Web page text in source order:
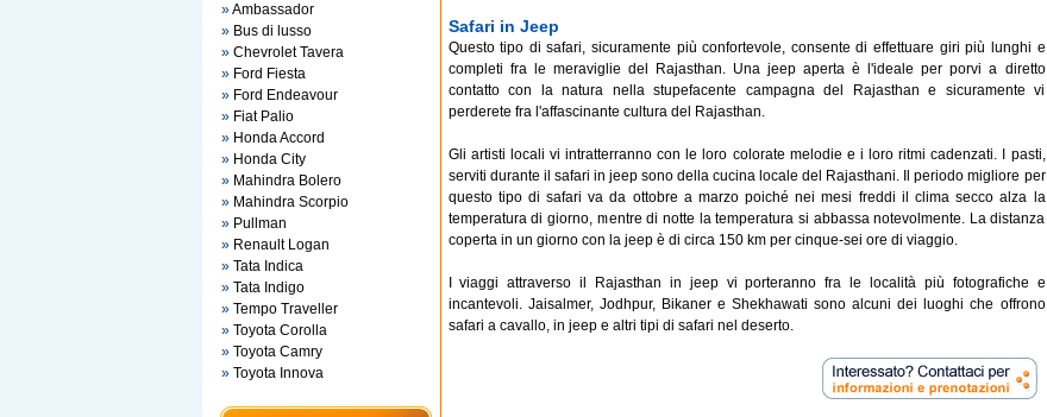
»Ambassador
» Bus di lusso
» Chevrolet Tavera
» Ford Fiesta
» Ford Endeavour
» Fiat Palio
» Honda Accord
» Honda City
» Mahindra Bolero
» Mahindra Scorpio
» Pullman
» Renault Logan
» Tata Indica
» Tata Indigo
» Tempo Traveller
» Toyota Corolla
» Toyota Camry
» Toyota Innova
Safari in Jeep
Questo tipo di safari, sicuramente più confortevole, consente di effettuare giri più lunghi e
completi fra le meraviglie del Rajasthan. Una jeep aperta è l'ideale per porvi a diretto
contatto con la natura nella stupefacente campagna del Rajasthan e sicuramente vi
perderete fra l'affascinante cultura del Rajasthan.
Gli artisti locali vi intratterranno con le loro colorate melodie e i loro ritmi cadenzati. I pasti,
serviti durante il safari in jeep sono della cucina locale del Rajasthani. Il periodo migliore per
questo tipo di safari va da ottobre a marzo poiché nei mesi freddi il clima secco alza la
temperatura di giorno, mentre di notte la temperatura si abbassa notevolmente. La distanza
coperta in un giorno con la jeep è di circa 150 km per cinque-sei ore di viaggio.
I viaggi attraverso il Rajasthan in jeep vi porteranno fra le località più fotografiche e
incantevoli. Jaisalmer, Jodhpur, Bikaner e Shekhawati sono alcuni dei luoghi che offrono
safari a cavallo, in jeep e altri tipi di safari nel deserto.